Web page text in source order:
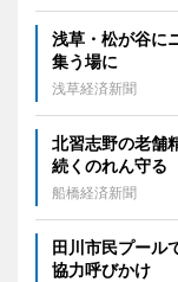
浅草・松が谷
集う場に
浅草経済新聞
北習志野の老舗
続くのれん守る
船橋経済新聞
田川市民プール
協力呼びかけ